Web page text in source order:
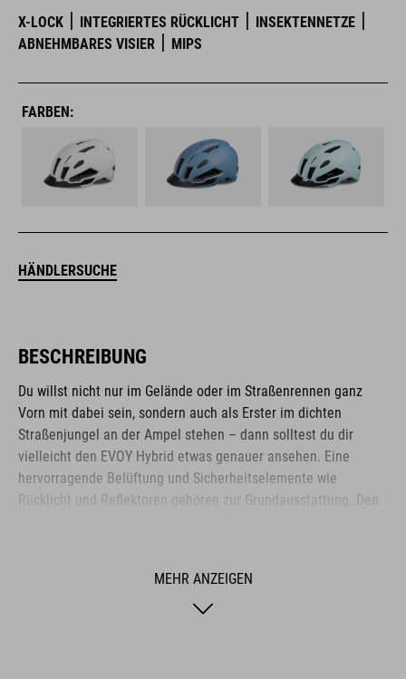
X-LOCK INTEGRIERTES RÜCKLICHT
INSEKTENNETZE
ABNEHMBARES VISIER
MIPS
FARBEN:
HÄNDLERSUCHE
BESCHREIBUNG
Du willst nicht nur im Gelände oder im Straßenrennen ganz
Vorn mit dabei sein, sondern auch als Erster im dichten
Straßenjungel an der Ampel stehen – dann solltest du dir
vielleicht den EVOY Hybrid etwas genauer ansehen. Eine
hervorragende Belüftung und Sicherheitselemente wie
Rücklicht und Reflektoren gehören zur Grundausstattung. Den
MEHR ANZEIGEN